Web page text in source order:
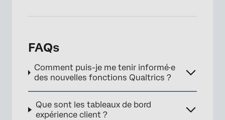
FAQs
Comment puis-je me tenir informé·e
des nouvelles fonctions Qualtrics ?
Que sont les tableaux de bord
expérience client ?